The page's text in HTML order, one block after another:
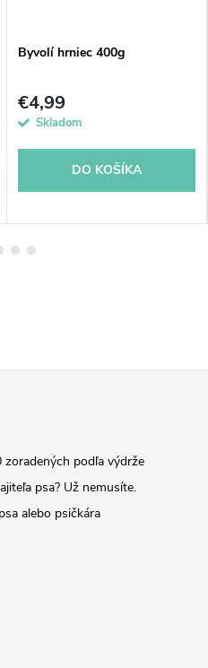
Byvolí hrniec 400g
€4,99
Skladom
DO KOŠÍKA
podľa výdrže
psa? Už nemusíte.
alebo psičkára